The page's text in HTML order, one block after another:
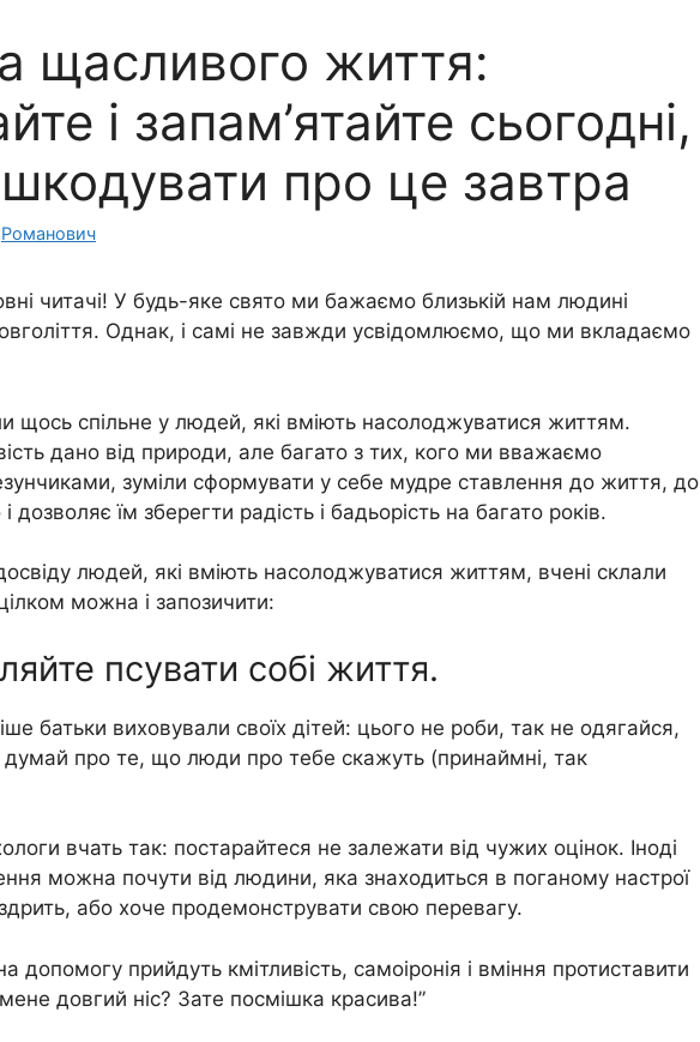
щасливого життя:
і запам’ятайте сьогодні,
про це завтра
Романович
читачі! У будь-яке свято ми бажаємо близькій нам людині
Однак, і самі не завжди усвідомлюємо, що ми вкладаємо
щось спільне у людей, які вміють насолоджуватися життям.
дано від природи, але багато з тих, кого ми вважаємо
зуміли сформувати у себе мудре ставлення до життя, до
дозволяє їм зберегти радість і бадьорість на багато років.
людей, які вміють насолоджуватися життям, вчені склали
можна і запозичити:
псувати собі життя.
батьки виховували своїх дітей: цього не роби, так не одягайся,
про те, що люди про тебе скажуть (принаймні, так
вчать так: постарайтеся не залежати від чужих оцінок. Іноді
можна почути від людини, яка знаходиться в поганому настрої
або хоче продемонструвати свою перевагу.
допомогу прийдуть кмітливість, самоіронія і вміння протиставити
довгий ніс? Зате посмішка красива!”